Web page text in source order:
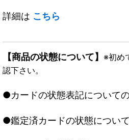
詳細は こちら
【商品の状態について】 ※初め
認下さい。
●カードの状態表記について
●鑑定済カードの状態につい